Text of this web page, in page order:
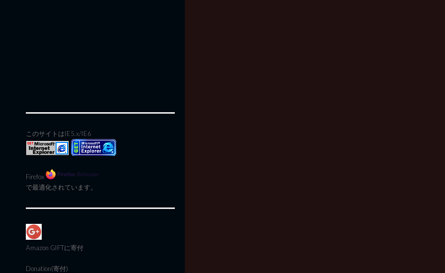
このサイトはIE5.x/IE6
Firefox
で最適化されています。
Amazon GIFTに寄付
Donation(寄付)